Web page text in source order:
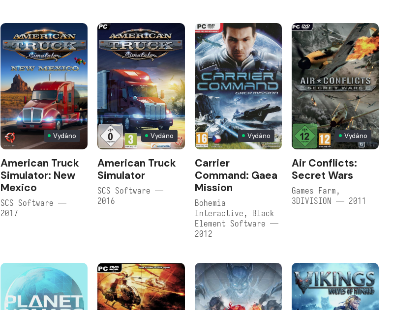
Vydáno
American Truck
Simulator: New
Mexico
SCS Software —
2017
Vydáno
American Truck
Simulator
SCS Software —
2016
Vydáno
Carrier
Command: Gaea
Mission
Bohemia
Interactive, Black
Element Software —
2012
Vydáno
Air Conflicts:
Secret Wars
Games Farm,
3DIVISION — 2011